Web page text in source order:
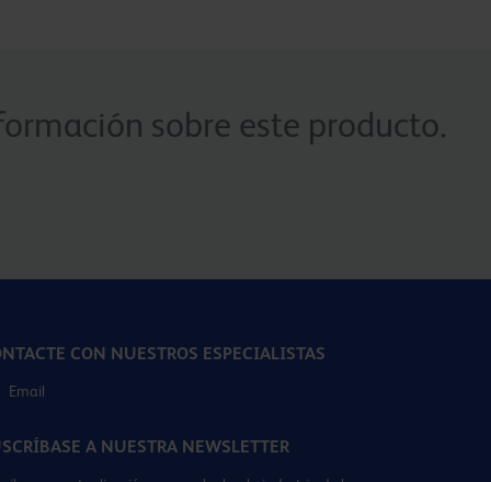
sobre este producto.
CON NUESTROS ESPECIALISTAS
Email
A NUESTRA NEWSLETTER